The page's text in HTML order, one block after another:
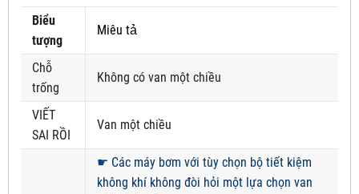
Biểu
tượng
Miêu tả
Chỗ
trống
Không có van một chiều
VIẾT
SAI RỒI
Van một chiều
☛ Các máy bơm với tùy chọn bộ tiết kiệm
không khí không đòi hỏi một lựa chọn van